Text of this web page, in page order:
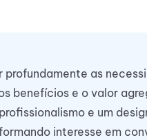
as
benefícios e o valor
e um
interesse em